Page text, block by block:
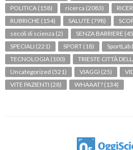
POLITICA (158) ricerca (2083)
RUBRICHE (154) SALUTE (798)
secoli di scienza (2) SENZA BARRIERE
SPECIALI (221) SPORT (18) SportLab
TECNOLOGIA (100) TRIESTE CITTÀ
Uncategorized (521) VIAGGI (25)
VITE PAZIENTI (28) WHAAAT? (134)